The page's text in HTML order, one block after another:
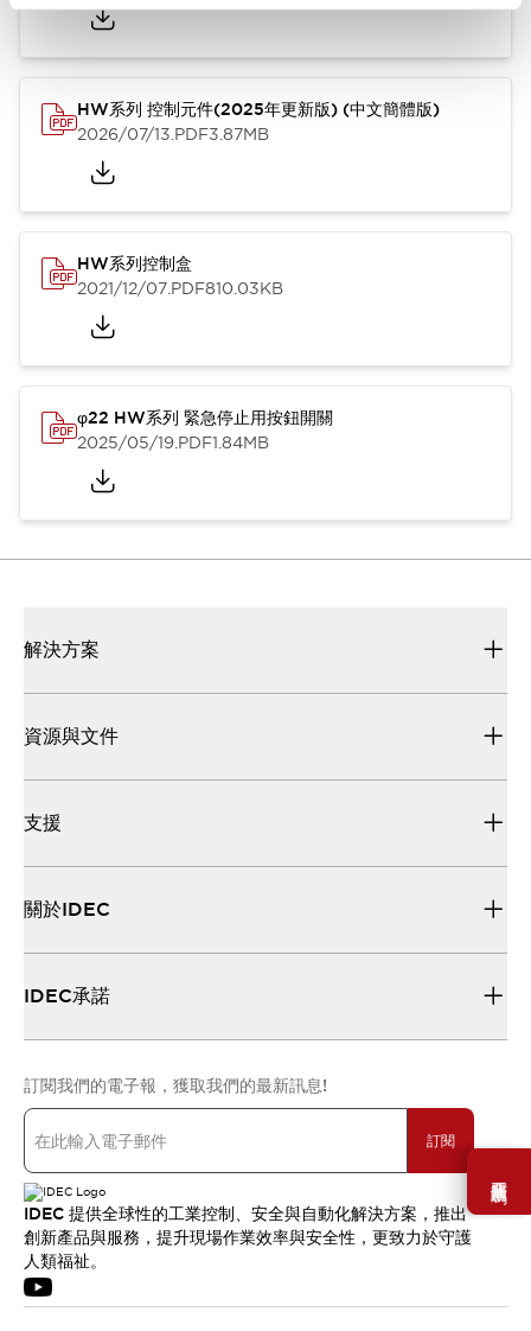
需要幫助嗎？
HW系列 控制元件(2025年更新版) (中文簡體版)
2026/07/13.PDF3.87MB
HW系列控制盒
2021/12/07.PDF810.03KB
φ22 HW系列 緊急停止用按鈕開關
2025/05/19.PDF1.84MB
解決方案
資源與文件
支援
關於IDEC
IDEC承諾
訂閱我們的電子報，獲取我們的最新訊息!
訂閱
IDEC 提供全球性的工業控制、安全與自動化解決方案，推出
創新產品與服務，提升現場作業效率與安全性，更致力於守護
人類福祉。